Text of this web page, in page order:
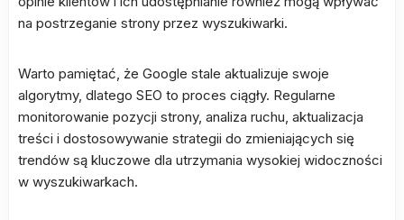
na postrzeganie strony przez wyszukiwarki.
Warto pamiętać, że Google stale aktualizuje swoje
algorytmy, dlatego SEO to proces ciągły. Regularne
monitorowanie pozycji strony, analiza ruchu, aktualizacja
treści i dostosowywanie strategii do zmieniających się
trendów są kluczowe dla utrzymania wysokiej widoczności
w wyszukiwarkach.